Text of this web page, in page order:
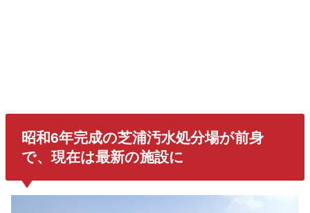
昭和6年完成の芝浦汚水処分場が前身
で、現在は最新の施設に